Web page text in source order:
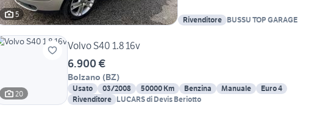
5
Rivenditore BUSSU TOP GARAGE
20
Volvo S40 1.8 16v
6.900 €
Bolzano (BZ)
Usato 03/2008 50000 Km Benzina Manuale
Euro 4
Rivenditore LUCARS di Devis Beriotto